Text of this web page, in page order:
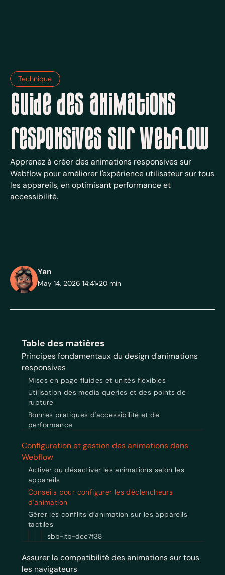
Technique
Guide des animations
responsives sur Webflow
Apprenez à créer des animations responsives sur
Webflow pour améliorer l'expérience utilisateur sur tous
les appareils, en optimisant performance et
accessibilité.
Yan
May 14, 2026 14:41•20min
Table des matières
Principes fondamentaux du design d'animations
responsives
Mises en page fluides et unités flexibles
Utilisation des media queries et des points de
rupture
Bonnes pratiques d'accessibilité et de
performance
Configuration et gestion des animations dans
Webflow
Activer ou désactiver les animations selon les
appareils
Conseils pour configurer les déclencheurs
d'animation
Gérer les conflits d’animation sur les appareils
tactiles
sbb-itb-dec7f38
Assurer la compatibilité des animations sur tous
les navigateurs